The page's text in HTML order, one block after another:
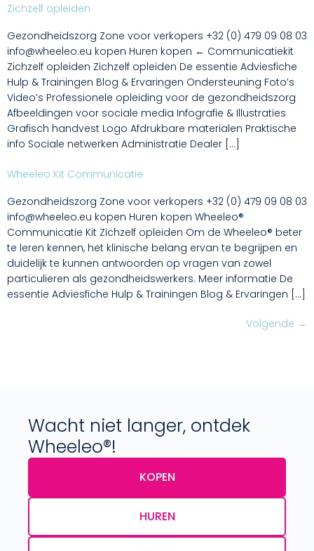
Zichzelf opleiden
Gezondheidszorg Zone voor verkopers +32 (0) 479 09 08 03
info@wheeleo.eu kopen Huren kopen ← Communicatiekit
Zichzelf opleiden Zichzelf opleiden De essentie Adviesfiche
Hulp & Trainingen Blog & Ervaringen Ondersteuning Foto’s
Video’s Professionele opleiding voor de gezondheidszorg
Afbeeldingen voor sociale media Infografie & Illustraties
Grafisch handvest Logo Afdrukbare materialen Praktische
info Sociale netwerken Administratie Dealer […]
Wheeleo Kit Communicatie
Gezondheidszorg Zone voor verkopers +32 (0) 479 09 08 03
info@wheeleo.eu kopen Huren kopen Wheeleo®
Communicatie Kit Zichzelf opleiden Om de Wheeleo® beter
te leren kennen, het klinische belang ervan te begrijpen en
duidelijk te kunnen antwoorden op vragen van zowel
particulieren als gezondheidswerkers. Meer informatie De
essentie Adviesfiche Hulp & Trainingen Blog & Ervaringen […]
Volgende →
Wacht niet langer, ontdek
Wheeleo®!
KOPEN
HUREN